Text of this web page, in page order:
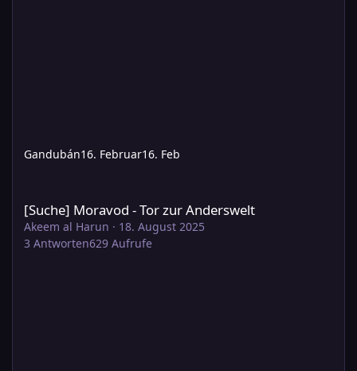
Gandubán16. Februar16. Feb
[Suche] Moravod - Tor zur Anderswelt
Akeem al Harun · 18. August 2025
3 Antworten629 Aufrufe